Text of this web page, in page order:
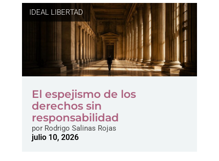
IDEAL LIBERTAD
El espejismo de los
derechos sin
responsabilidad
porRodrigo Salinas Rojas
julio 10, 2026